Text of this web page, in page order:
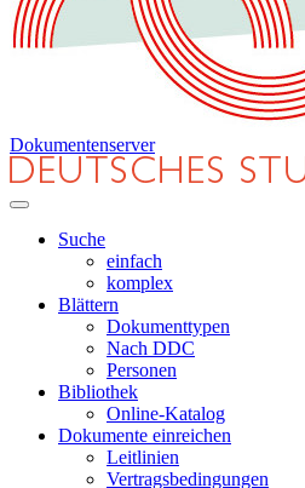
Dokumentenserver
Suche
einfach
komplex
Blättern
Dokumenttypen
Nach DDC
Personen
Bibliothek
Online-Katalog
Dokumente einreichen
Leitlinien
Vertragsbedingungen